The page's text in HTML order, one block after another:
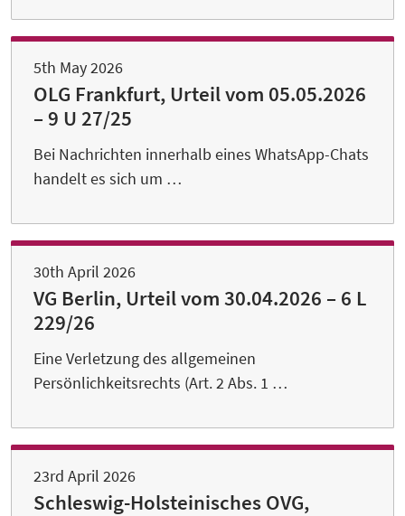
5th May 2026
OLG Frankfurt, Urteil vom 05.05.2026
– 9 U 27/25
Bei Nachrichten innerhalb eines WhatsApp-Chats
handelt es sich um …
30th April 2026
VG Berlin, Urteil vom 30.04.2026 – 6 L
229/26
Eine Verletzung des allgemeinen
Persönlichkeitsrechts (Art. 2 Abs. 1 …
23rd April 2026
Schleswig-Holsteinisches OVG,